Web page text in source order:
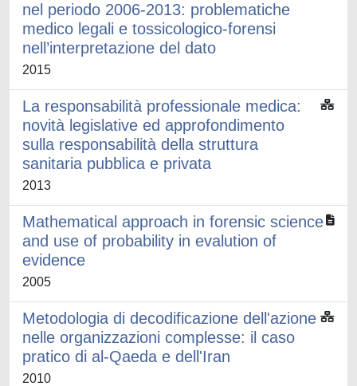
nel periodo 2006-2013: problematiche
medico legali e tossicologico-forensi
nell’interpretazione del dato
2015
La responsabilità professionale medica:
novità legislative ed approfondimento
sulla responsabilità della struttura
sanitaria pubblica e privata
2013
Mathematical approach in forensic science
and use of probability in evalution of
evidence
2005
Metodologia di decodificazione dell'azione
nelle organizzazioni complesse: il caso
pratico di al-Qaeda e dell'Iran
2010